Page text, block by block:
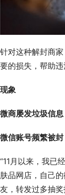
针对这种解封商
要的损失，帮助
现象
微商屡发垃圾信息
微信账号频繁被封
“11月以来，我已
肤品网店，自己
友，转发过多抽